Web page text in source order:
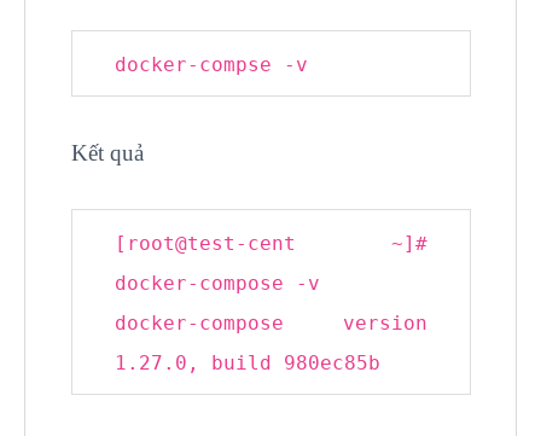
docker-compse - v
Kết quả
[root@test -cent ~] #
docker-compose -v
docker-compose version
1.27.0, build 980ec85b